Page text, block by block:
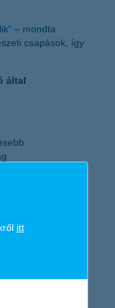
– mondta
csapások, így
által
itt